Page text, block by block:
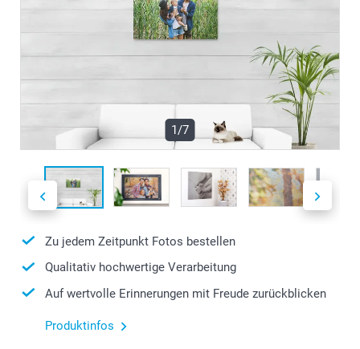
1/7
Zu jedem Zeitpunkt Fotos bestellen
Qualitativ hochwertige Verarbeitung
Auf wertvolle Erinnerungen mit Freude zurückblicken
Produktinfos